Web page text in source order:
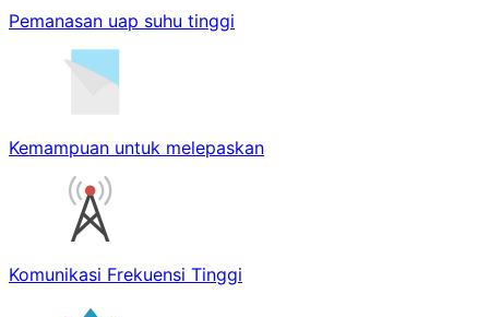
Pemanasan uap suhu tinggi
Kemampuan untuk melepaskan
Komunikasi Frekuensi Tinggi